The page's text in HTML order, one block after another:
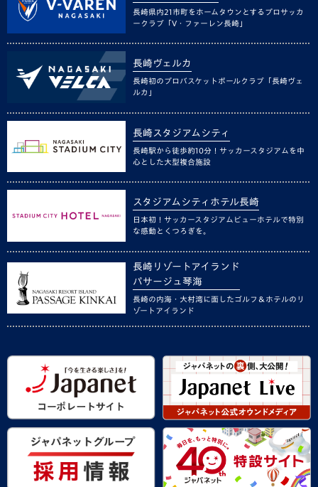
長崎県内21市町をホームタウンとするプロサッカ
ークラブ「V・ファーレン長崎」
長崎ヴェルカ
長崎初のプロバスケットボールクラブ「長崎ヴェ
ルカ」
長崎スタジアムシティ
長崎駅から徒歩約10分！サッカースタジアムを中
心とした大型複合施設
スタジアムシティホテル長崎
日本初！サッカースタジアムビューホテルで特別
な感動とくつろぎを。
長崎リゾートアイランド
パサージュ琴海
長崎の内海・大村湾に面したゴルフ＆ホテルのリ
ゾートアイランド